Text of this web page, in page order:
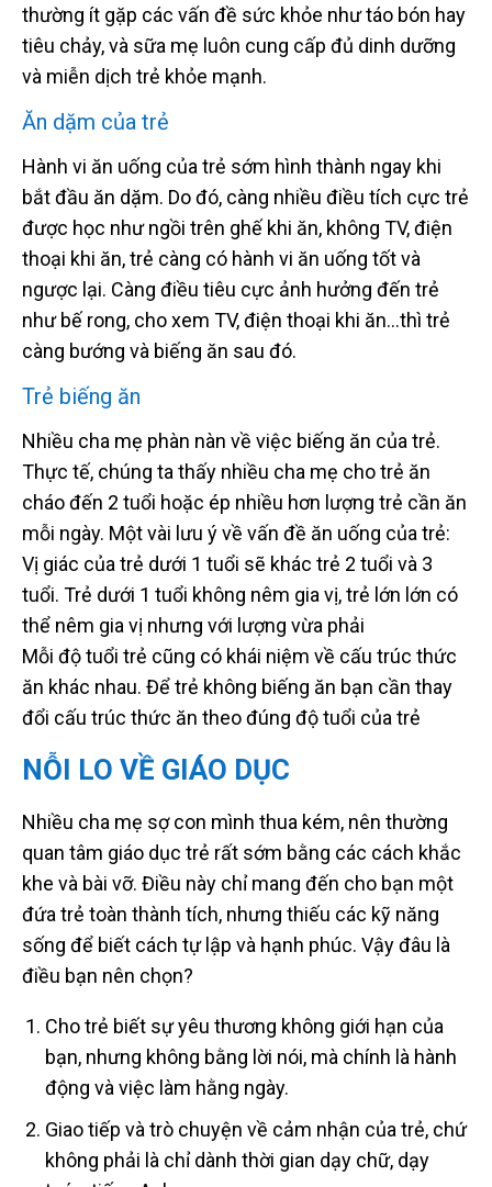
thường ít gặp các vấn đề sức khỏe như táo bón hay
tiêu chảy, và sữa mẹ luôn cung cấp đủ dinh dưỡng
và miễn dịch trẻ khỏe mạnh.
Ăn dặm của trẻ
Hành vi ăn uống của trẻ sớm hình thành ngay khi
bắt đầu ăn dặm. Do đó, càng nhiều điều tích cực trẻ
được học như ngồi trên ghế khi ăn, không TV, điện
thoại khi ăn, trẻ càng có hành vi ăn uống tốt và
ngược lại. Càng điều tiêu cực ảnh hưởng đến trẻ
như bế rong, cho xem TV, điện thoại khi ăn…thì trẻ
càng bướng và biếng ăn sau đó.
Trẻ biếng ăn
Nhiều cha mẹ phàn nàn về việc biếng ăn của trẻ.
Thực tế, chúng ta thấy nhiều cha mẹ cho trẻ ăn
cháo đến 2 tuổi hoặc ép nhiều hơn lượng trẻ cần ăn
mỗi ngày. Một vài lưu ý về vấn đề ăn uống của trẻ:
Vị giác của trẻ dưới 1 tuổi sẽ khác trẻ 2 tuổi và 3
tuổi. Trẻ dưới 1 tuổi không nêm gia vị, trẻ lớn lớn có
thể nêm gia vị nhưng với lượng vừa phải
Mỗi độ tuổi trẻ cũng có khái niệm về cấu trúc thức
ăn khác nhau. Để trẻ không biếng ăn bạn cần thay
đổi cấu trúc thức ăn theo đúng độ tuổi của trẻ
NỖI LO VỀ GIÁO DỤC
Nhiều cha mẹ sợ con mình thua kém, nên thường
quan tâm giáo dục trẻ rất sớm bằng các cách khắc
khe và bài vỡ. Điều này chỉ mang đến cho bạn một
đứa trẻ toàn thành tích, nhưng thiếu các kỹ năng
sống để biết cách tự lập và hạnh phúc. Vậy đâu là
điều bạn nên chọn?
Cho trẻ biết sự yêu thương không giới hạn của
bạn, nhưng không bằng lời nói, mà chính là hành
động và việc làm hằng ngày.
Giao tiếp và trò chuyện về cảm nhận của trẻ, chứ
không phải là chỉ dành thời gian dạy chữ, dạy